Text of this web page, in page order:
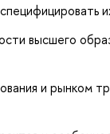
высшего
и рынком